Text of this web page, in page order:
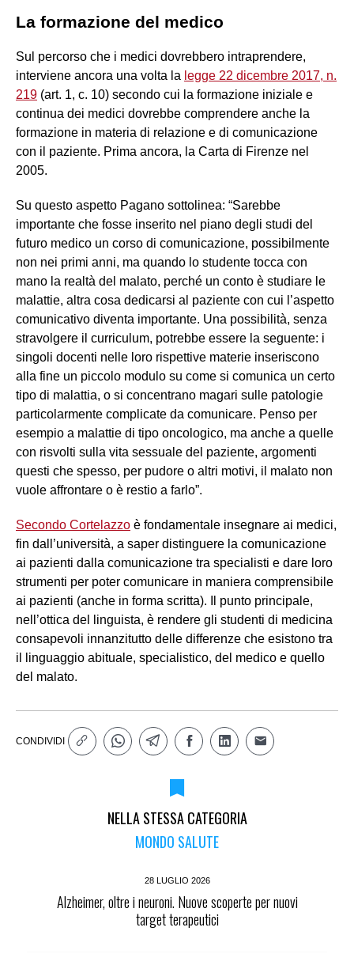
La formazione del medico
Sul percorso che i medici dovrebbero intraprendere,
interviene ancora una volta la legge 22 dicembre 2017, n.
219 (art. 1, c. 10) secondo cui la formazione iniziale e
continua dei medici dovrebbe comprendere anche la
formazione in materia di relazione e di comunicazione
con il paziente. Prima ancora, la Carta di Firenze nel
2005.
Su questo aspetto Pagano sottolinea: “Sarebbe
importante che fosse inserito nel piano degli studi del
futuro medico un corso di comunicazione, possibilmente
non nei primi anni, ma quando lo studente tocca con
mano la realtà del malato, perché un conto è studiare le
malattie, altra cosa dedicarsi al paziente con cui l’aspetto
comunicativo diventa importante. Una possibilità, senza
stravolgere il curriculum, potrebbe essere la seguente: i
singoli docenti nelle loro rispettive materie inseriscono
alla fine un piccolo modulo su come si comunica un certo
tipo di malattia, o si concentrano magari sulle patologie
particolarmente complicate da comunicare. Penso per
esempio a malattie di tipo oncologico, ma anche a quelle
con risvolti sulla vita sessuale del paziente, argomenti
questi che spesso, per pudore o altri motivi, il malato non
vuole affrontare o è restio a farlo”.
Secondo Cortelazzo è fondamentale insegnare ai medici,
fin dall’università, a saper distinguere la comunicazione
ai pazienti dalla comunicazione tra specialisti e dare loro
strumenti per poter comunicare in maniera comprensibile
ai pazienti (anche in forma scritta). Il punto principale,
nell’ottica del linguista, è rendere gli studenti di medicina
consapevoli innanzitutto delle differenze che esistono tra
il linguaggio abituale, specialistico, del medico e quello
del malato.
CONDIVIDI
NELLA STESSA CATEGORIA
MONDO SALUTE
28 LUGLIO 2026
Alzheimer, oltre i neuroni. Nuove scoperte per nuovi
target terapeutici